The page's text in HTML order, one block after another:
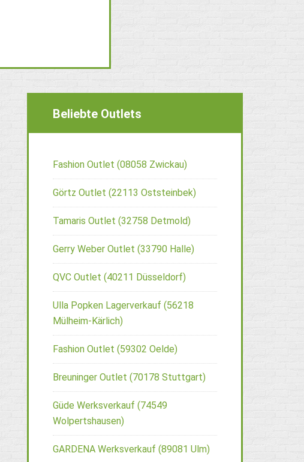
Beliebte Outlets
Fashion Outlet (08058 Zwickau)
Görtz Outlet (22113 Oststeinbek)
Tamaris Outlet (32758 Detmold)
Gerry Weber Outlet (33790 Halle)
QVC Outlet (40211 Düsseldorf)
Ulla Popken Lagerverkauf (56218
Mülheim-Kärlich)
Fashion Outlet (59302 Oelde)
Breuninger Outlet (70178 Stuttgart)
Güde Werksverkauf (74549
Wolpertshausen)
GARDENA Werksverkauf (89081 Ulm)